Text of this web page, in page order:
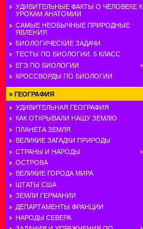
УДИВИТЕЛЬНЫЕ ФАКТЫ О ЧЕЛОВЕКЕ К
УРОКАМ АНАТОМИИ
САМЫЕ НЕОБЫЧНЫЕ ПРИРОДНЫЕ
ЯВЛЕНИЯ
БИОЛОГИЧЕСКИЕ ЗАДАЧИ
ТЕСТЫ ПО БИОЛОГИИ. 5 КЛАСС
ЕГЭ ПО БИОЛОГИИ
КРОССВОРДЫ ПО БИОЛОГИИ
» ГЕОГРАФИЯ
УДИВИТЕЛЬНАЯ ГЕОГРАФИЯ
КАК ОТКРЫВАЛИ НАШУ ЗЕМЛЮ
ПЛАНЕТА ЗЕМЛЯ
ВЕЛИКИЕ ЗАГАДКИ ПРИРОДЫ
СТРАНЫ И НАРОДЫ
ОСТРОВА
ВЕЛИКИЕ ГОРОДА МИРА
ШТАТЫ США
ЗЕМЛИ ГЕРМАНИИ
ДЕПАРТАМЕНТЫ ФРАНЦИИ
НАРОДЫ СЕВЕРА